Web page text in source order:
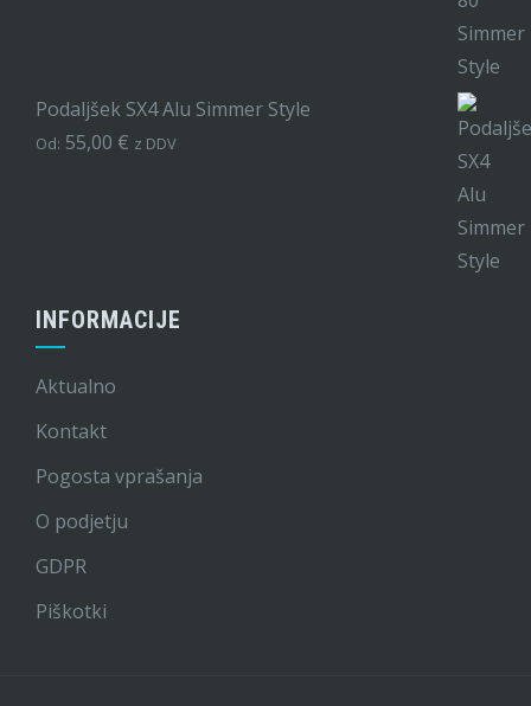
Podaljšek SX4 Alu Simmer Style
Od: 55,00 € z DDV
INFORMACIJE
Aktualno
Kontakt
Pogosta vprašanja
O podjetju
GDPR
Piškotki